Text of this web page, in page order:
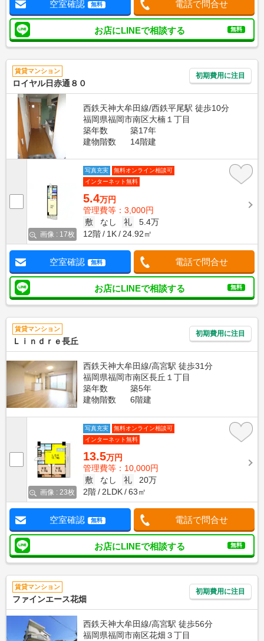
空室確認 無料 電話で問合せ
お店にLINEで相談する 無料
賃貸マンション
ロイヤル日赤通８０
初期費用に注目
西鉄天神大牟田線/西鉄平尾駅 徒歩10分
福岡県福岡市南区大楠１丁目
築年数
築17年
建物階数
14階建
画像 : 17枚
写真充実
無料オンライン相談可
インターネット無料
5.4万円
管理費等：3,000円
敷
なし 礼
5.4万
12階
1K 24.92㎡
空室確認 無料 電話で問合せ
お店にLINEで相談する 無料
賃貸マンション
Ｌｉｎｄｒｅ長丘
初期費用に注目
西鉄天神大牟田線/高宮駅 徒歩31分
福岡県福岡市南区長丘１丁目
築年数
築5年
建物階数
6階建
画像 : 23枚
写真充実
無料オンライン相談可
インターネット無料
13.5万円
管理費等：10,000円
敷
なし 礼
20万
2階
2LDK 63㎡
空室確認 無料 電話で問合せ
お店にLINEで相談する 無料
賃貸マンション
ファインエース花畑
初期費用に注目
西鉄天神大牟田線/高宮駅 徒歩56分
福岡県福岡市南区花畑３丁目